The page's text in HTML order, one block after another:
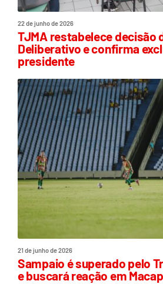
22 de junho de 2026
TJMA restabelece decisão
Deliberativo e confirma
presidente
21 de junho de 2026
Sampaio é superado pelo
e buscará reação em